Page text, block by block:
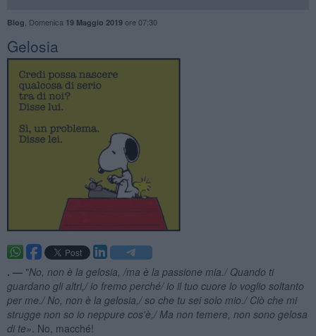
Blog Domenica 19 Maggio 2019ore 07:30
Gelosia
. — "No, non è la gelosia, /ma è la passione mia./ Quando ti
guardano gli altri,/ io fremo perché/ io il tuo cuore lo voglio soltanto
per me./ No, non è la gelosia,/ so che tu sei solo mio./ Ciò che mi
strugge non so io neppure cos'è,/ Ma non temere, non sono gelosa
di te» . No, macché!